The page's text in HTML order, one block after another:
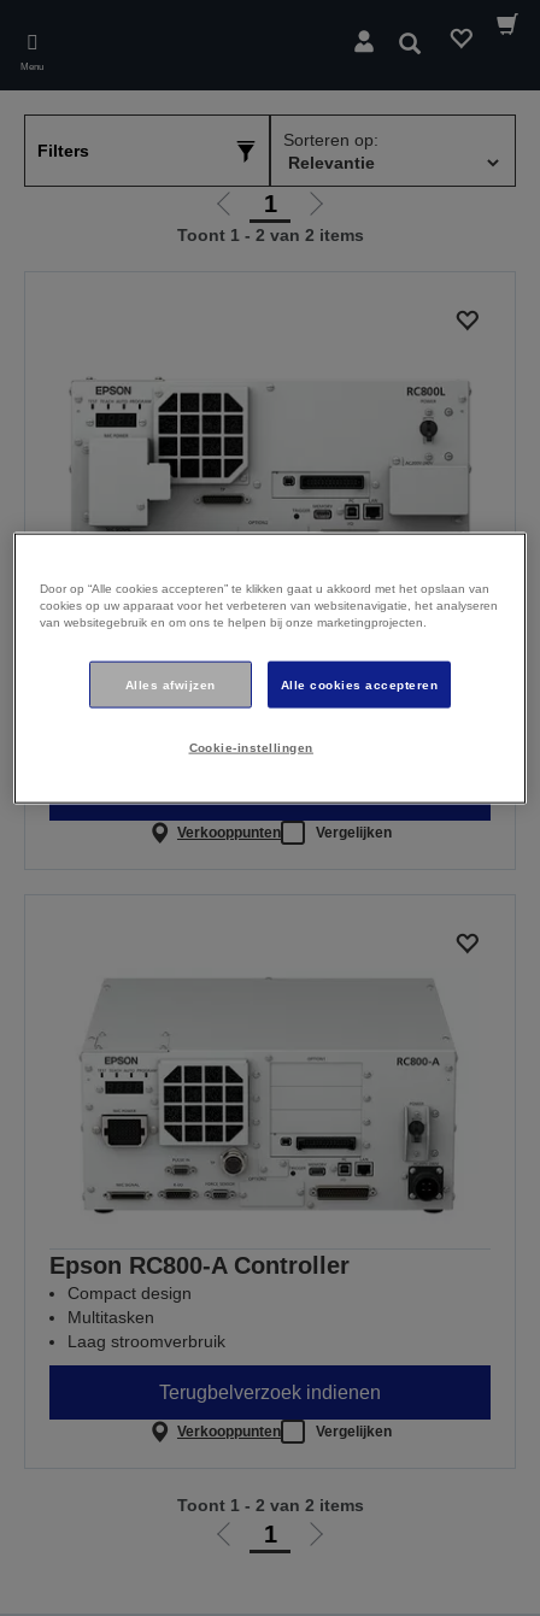
main
content
Menu
Zoeken
Filters
Sorteren op:
Ga
naar
1
Ga
naar
Toont 1 - 2 van 2 items
Kostenefficiënte controller
Stabiele bewegingen
Compact en efficiënt
Verkooppunten Vergelijken
Epson RC800-A Controller
Compact design
Multitasken
Laag stroomverbruik
Terugbelverzoek indienen
Verkooppunten Vergelijken
Ga
1
Ga
Toont 1 - 2 van 2 items
Door op “Alle cookies accepteren” te klikken gaat u akkoord met het opslaan van
cookies op uw apparaat voor het verbeteren van websitenavigatie, het analyseren
van websitegebruik en om ons te helpen bij onze marketingprojecten.
Alles afwijzen Alle cookies accepteren
Cookie-instellingen